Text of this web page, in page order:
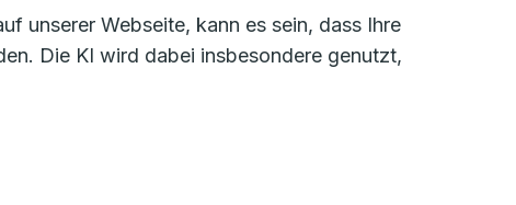
unserer Webseite, kann es sein, dass Ihre
Die KI wird dabei insbesondere genutzt,